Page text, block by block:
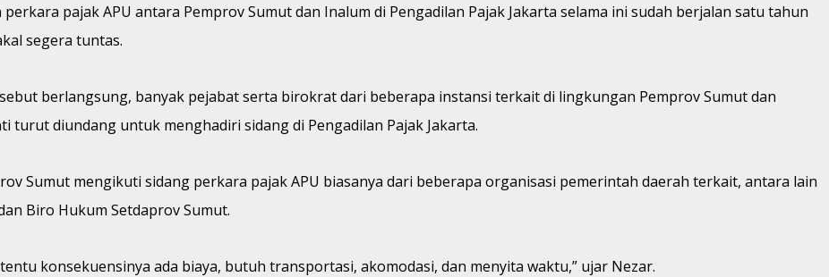
pajak APU antara Pemprov Sumut dan Inalum di Pengadilan Pajak Jakarta selama ini sudah berjalan satu tahun
segera tuntas.
berlangsung, banyak pejabat serta birokrat dari beberapa instansi terkait di lingkungan Pemprov Sumut dan
turut diundang untuk menghadiri sidang di Pengadilan Pajak Jakarta.
Sumut mengikuti sidang perkara pajak APU biasanya dari beberapa organisasi pemerintah daerah terkait, antara lain
Biro Hukum Setdaprov Sumut.
konsekuensinya ada biaya, butuh transportasi, akomodasi, dan menyita waktu,” ujar Nezar.